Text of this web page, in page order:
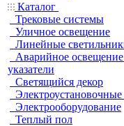
Каталог
Трековые системы
Уличное освещение
Линейные
Аварийное
указатели
Светящийся декор
Электроустановочные
Электрооборудование
Теплый пол